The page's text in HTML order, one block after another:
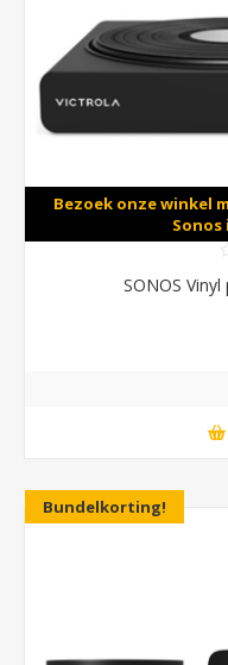
Bezoek onze winkel
SONOS
Bundelkorting!